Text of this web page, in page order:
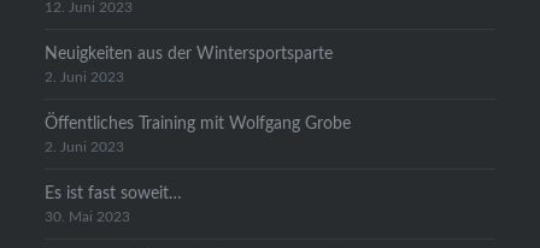
12. Juni 2023
Neuigkeiten aus der Wintersportsparte
2. Juni 2023
Öffentliches Training mit Wolfgang Grobe
2. Juni 2023
Es ist fast soweit…
30. Mai 2023